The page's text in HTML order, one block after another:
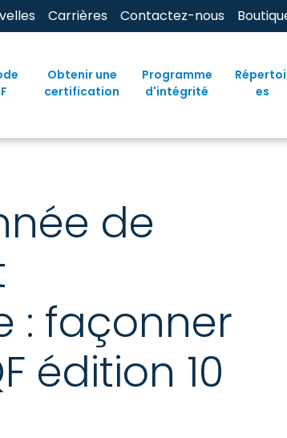
Carrières Contactez-nous
Obtenir une
certification
Programme
d'intégrité
es
de
: façonner
édition 10